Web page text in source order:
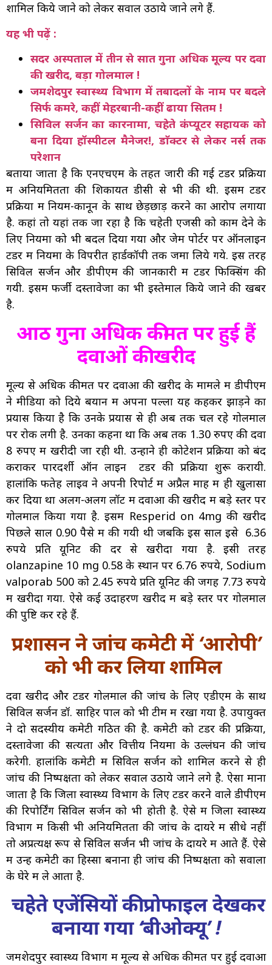
शामिल किये जाने को लेकर सवाल उठाये जाने लगे हैं.
यह भी पढ़ें :
सदर अस्पताल में तीन से सात गुना अधिक मूल्य पर दवा
की खरीद, बड़ा गोलमाल !
जमशेदपुर स्वास्थ्य विभाग में तबादलों के नाम पर बदले
सिर्फ कमरे, कहीं मेहरबानी-कहीं ढाया सितम !
सिविल सर्जन का कारनामा, चहेते कंप्यूटर सहायक को
बना दिया हॉस्पीटल मैनेजर!, डाॅक्टर से लेकर नर्स तक
परेशान
बताया जाता है कि एनएचएम के तहत जारी की गई टेंडर प्रक्रिया
में अनियमितता की शिकायत डीसी से भी की थी. इसमें टेंडर
प्रक्रिया में नियम-कानून के साथ छेड़छाड़ करने का आरोप लगाया
है. कहां तो यहां तक जा रहा है कि चहेती एजेंसी को काम देने के
लिए नियमों को भी बदल दिया गया और जेम पोर्टर पर ऑनलाइन
टेंडर में नियमों के विपरीत हार्डकॉपी तक जमा लिये गये. इस तरह
सिविल सर्जन और डीपीएम की जानकारी में टेंडर फिक्सिंग की
गयी. इसमें फर्जी दस्तावेजों का भी इस्तेमाल किये जाने की खबर
है.
आठ गुना अधिक कीमत पर हुई हैं
दवाओं की खरीद
मूल्य से अधिक कीमत पर दवाओं की खरीद के मामले में डीपीएम
ने मीडिया को दिये बयान में अपना पल्ला यह कहकर झाड़ने का
प्रयास किया है कि उनके प्रयास से ही अब तक चल रहे गोलमाल
पर रोक लगी है. उनका कहना था कि अब तक 1.30 रुपए की दवा
8 रुपए में खरीदी जा रही थी. उन्होंने ही कोटेशन प्रक्रिया को बंद
कराकर पारदर्शी ऑन लाइन टेंडर की प्रक्रिया शुरू करायी.
हालांकि फतेह लाइव ने अपनी रिपोर्ट में अप्रैल माह में ही खुलासा
कर दिया था अलग-अलग लॉट में दवाओं की खरीद में बड़े स्तर पर
गोलमाल किया गया है. इसमें Resperid on 4mg की खरीद
पिछले साल 0.90 पैसे में की गयी थी जबकि इस साल इसे 6.36
रुपये प्रति यूनिट की दर से खरीदा गया है. इसी तरह
olanzapine 10 mg 0.58 के स्थान पर 6.76 रुपये, Sodium
valporab 500 को 2.45 रुपये प्रति यूनिट की जगह 7.73 रुपये
में खरीदा गया. ऐसे कई उदाहरण खरीद में बड़े स्तर पर गोलमाल
की पुष्टि कर रहे हैं.
प्रशासन ने जांच कमेटी में ‘आरोपी’
को भी कर लिया शामिल
दवा खरीद और टेंडर गोलमाल की जांच के लिए एडीएम के साथ
सिविल सर्जन डॉ. साहिर पाल को भी टीम में रखा गया है. उपायुक्त
ने दो सदस्यीय कमेटी गठित की है. कमेटी को टेंडर की प्रक्रिया,
दस्तावेजों की सत्यता और वित्तीय नियमों के उल्लंघन की जांच
करेगी. हालांकि कमेटी में सिविल सर्जन को शामिल करने से ही
जांच की निष्पक्षता को लेकर सवाल उठाये जाने लगे है. ऐसा माना
जाता है कि जिला स्वास्थ्य विभाग के लिए टेंडर करने वाले डीपीएम
की रिपोर्टिंग सिविल सर्जन को भी होती है. ऐसे में जिला स्वास्थ्य
विभाग में किसी भी अनियमितता की जांच के दायरे में सीधे नहीं
तो अप्रत्यक्ष रूप से सिविल सर्जन भी जांच के दायरे में आते हैं. ऐसे
में उन्हें कमेटी का हिस्सा बनाना ही जांच की निष्पक्षता को सवालों
के घेरे में ले आता है.
चहेते एजेंसियों की प्रोफाइल देखकर
बनाया गया ‘बीओक्यू’ !
जमशेदपुर स्वास्थ्य विभाग में मूल्य से अधिक कीमत पर हुई दवाओं